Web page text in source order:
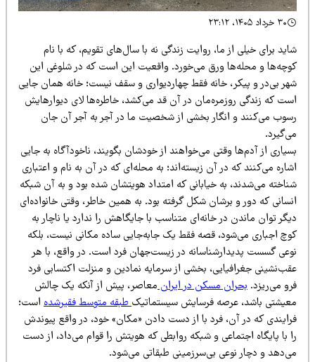
برای خیلی از ما، روایت زندگی نه با سال‌های تقویم، که با نام
و محله‌ها ورق می‌خورد. واقعیت این است که در شلوغی این
بی‌در و پیکر، خانه فقط چهاردیواری و سقف نیست؛ خانه همان جایی
که زندگی روزمره‌مان در آن قد می‌کشد، خاطره‌ها لای دیوارهایش
می‌کنند و انگار بخشی از شخصیت ما در آجر به آجر آن جان
از آدم‌ها وقتی می‌خواهند از خودشان بگویند، ناخودآگاه به جایی
می‌کنند که در آن زیسته‌اند؛ به محله‌ای که در آن به نام و اعتباری
می‌شدند، به خیابانی که امتداد هویتشان شده بود و به آن شبکه
که دور و برشان شکل گرفته بود. به همین خاطر، وقتی خانواده‌ای
توان ماندن در خانه‌ای متناسب با جایگاهش را ندارد یا ناچار به
اجباری می‌شود، قصه فقط یک جابه‌جایی ساده مکانی نیست، بلکه
گسست پدیدارشناسانه در زیست‌جهان فرد است. در واقع، با هر
جغرافیایی، بخشی از سرمایه نمادین و منزلت اکتسابی فرد
می‌ریزد.بحران مسکن در ایرانمعاصر، پیش از آنکه یک چالش
باشد، عرصه فرسایش سیستماتیکطبقه متوسط فقیرشدهاست؛
که در آن، فرد با از دست دادن «مکان» خود، در واقع پیوندش
با پایگاه اجتماعی و شبکه روابطی که هویتش را قوام می‌داد، از دست
و دچار نوعی بی‌سرزمینی طبقاتی می‌شود.